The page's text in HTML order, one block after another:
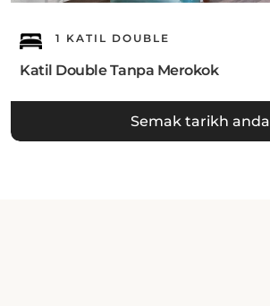
1 KATIL DOUBLE
Katil Double Tanpa Merokok
Semak tarikh anda